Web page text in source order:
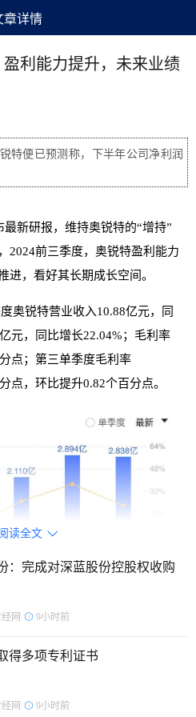
章详情
利能力提升，未来业绩
特便已预测称，下半年公司净利润
新研报，维持奥锐特的“增持”
2024前三季度，奥锐特盈利能力
进，看好其长期成长空间。
奥锐特营业收入10.88亿元，同
元，同比增长22.04%；毛利率
点；第三单季度毛利率
点，环比提升0.82个百分点。
特的营收、净利润呈阶梯式逐年
锐特便已预测称，下半年公司净
读全文 
：完成对深蓝股份控股权收购
网 9小时前
得多项专利证书
网 9小时前